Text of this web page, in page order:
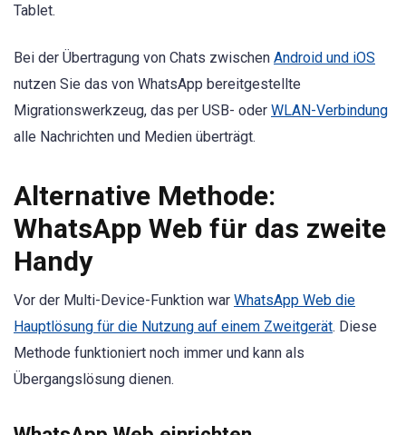
Tablet.
Bei der Übertragung von Chats zwischen Android und iOS
nutzen Sie das von WhatsApp bereitgestellte
Migrationswerkzeug, das per USB- oder WLAN-Verbindung
alle Nachrichten und Medien überträgt.
Alternative Methode:
WhatsApp Web für das zweite
Handy
Vor der Multi-Device-Funktion war WhatsApp Web die
Hauptlösung für die Nutzung auf einem Zweitgerät. Diese
Methode funktioniert noch immer und kann als
Übergangslösung dienen.